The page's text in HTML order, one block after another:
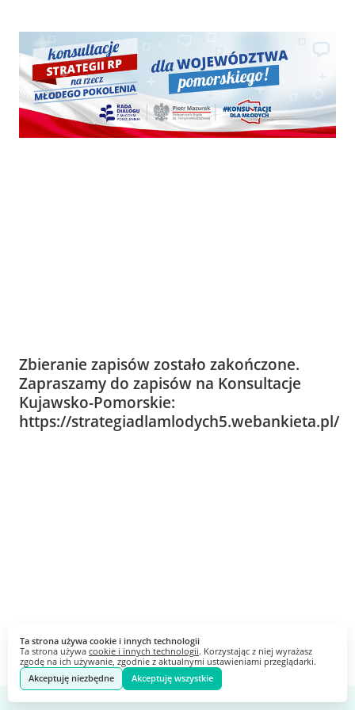
Ta strona używa cookie i innych technologii
Ta strona używa cookie i innych technologii. Korzystając z niej wyrażasz
zgodę na ich używanie, zgodnie z aktualnymi ustawieniami przeglądarki.
Akceptuję niezbędne
Akceptuję wszystkie
Zbieranie zapisów zostało zakończone.
Zapraszamy do zapisów na Konsultacje
Kujawsko-Pomorskie:
https://strategiadlamlodych5.webankieta.pl/